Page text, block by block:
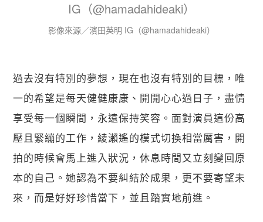
影像來源／濱田英明 IG（@hamadahideaki）
過去沒有特別的夢想，現在也沒有特別的目標，唯
一的希望是每天健健康康、開開心心過日子，盡情
享受每一個瞬間，永遠保持笑容。面對演員這份高
壓且緊繃的工作，綾瀨遙的模式切換相當厲害，開
拍的時候會馬上進入狀況，休息時間又立刻變回原
本的自己。她認為不要糾結於成果，更不要寄望未
來，而是好好珍惜當下，並且踏實地前進。